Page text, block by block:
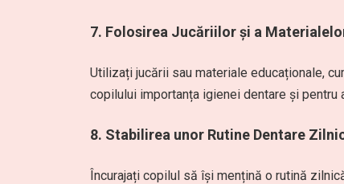
7. Folosirea Jucăriilor și a
Utilizați jucării sau materiale educaționale,
copilului importanța igienei dentare și
8. Stabilirea unor Rutine Dentare
Încurajați copilul să își mențină o rutină